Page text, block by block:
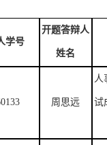
学号
开题答辩人
姓名
周思远
人
试